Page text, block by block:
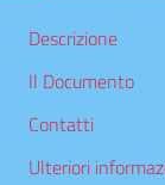
Descrizione
Il Documento
Contatti
Ulteriori